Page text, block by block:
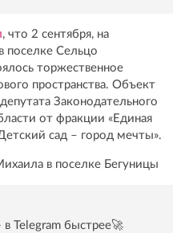
, что 2 сентября, на
поселке Сельцо
торжественное
пространства. Объект
Законодательного
от фракции «Единая
сад – город мечты».
в поселке Бегуницы
Telegram быстрее🚀